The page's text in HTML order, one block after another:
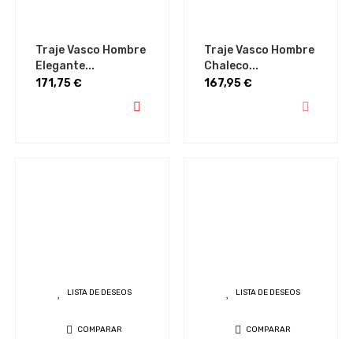
Traje Vasco Hombre
Elegante...
Precio
171,75 €
Traje Vasco Hombre
Chaleco...
Precio
167,95 €
LISTA DE DESEOS
COMPARAR
LISTA DE DESEOS
COMPARAR